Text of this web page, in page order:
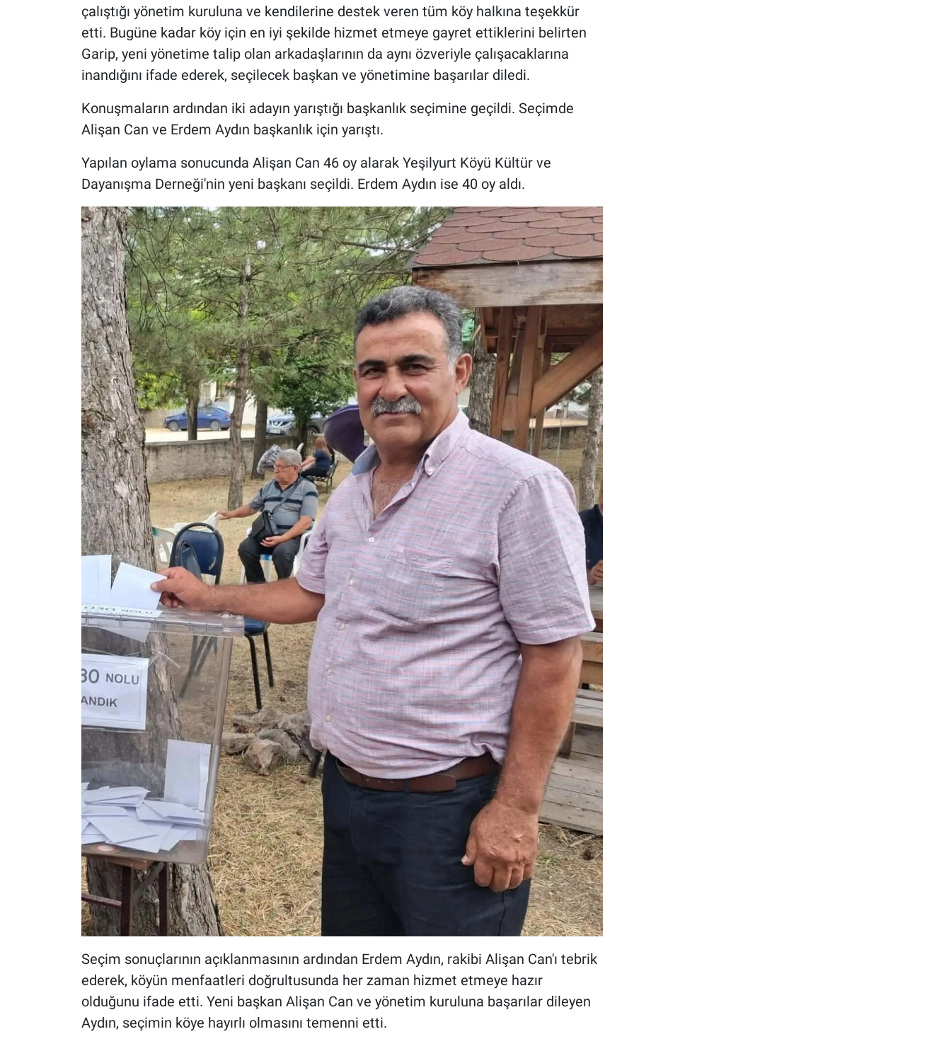
çalıştığı yönetim kuruluna ve kendilerine destek veren tüm köy halkına teşekkür
etti. Bugüne kadar köy için en iyi şekilde hizmet etmeye gayret ettiklerini belirten
Garip, yeni yönetime talip olan arkadaşlarının da aynı özveriyle çalışacaklarına
inandığını ifade ederek, seçilecek başkan ve yönetimine başarılar diledi.
Konuşmaların ardından iki adayın yarıştığı başkanlık seçimine geçildi. Seçimde
Alişan Can ve Erdem Aydın başkanlık için yarıştı.
Yapılan oylama sonucunda Alişan Can 46 oy alarak Yeşilyurt Köyü Kültür ve
Dayanışma Derneği'nin yeni başkanı seçildi. Erdem Aydın ise 40 oy aldı.
Seçim sonuçlarının açıklanmasının ardından Erdem Aydın, rakibi Alişan Can'ı tebrik
ederek, köyün menfaatleri doğrultusunda her zaman hizmet etmeye hazır
olduğunu ifade etti. Yeni başkan Alişan Can ve yönetim kuruluna başarılar dileyen
Aydın, seçimin köye hayırlı olmasını temenni etti.